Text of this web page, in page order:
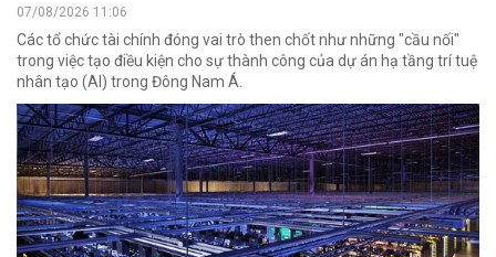
07/08/2026 11:06
Các tổ chức tài chính đóng vai trò then chốt như những "cầu nối"
trong việc tạo điều kiện cho sự thành công của dự án hạ tầng trí tuệ
nhân tạo (AI) trong Đông Nam Á.